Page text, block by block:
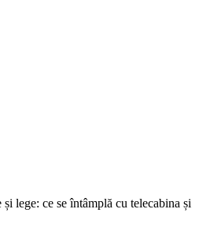
lege: ce se întâmplă cu telecabina și